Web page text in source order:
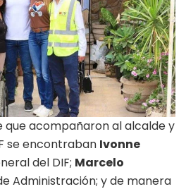
que acompañaron al alcalde y
se encontraban Ivonne
del DIF; Marcelo
Administración; y de manera